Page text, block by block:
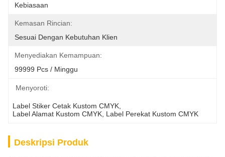
Kebiasaan
Kemasan Rincian:
Sesuai Dengan Kebutuhan Klien
Menyediakan Kemampuan:
99999 Pcs / Minggu
Menyoroti:
Label Stiker Cetak Kustom CMYK
Label Alamat Kustom CMYK Label Perekat Kustom CMYK
Deskripsi Produk